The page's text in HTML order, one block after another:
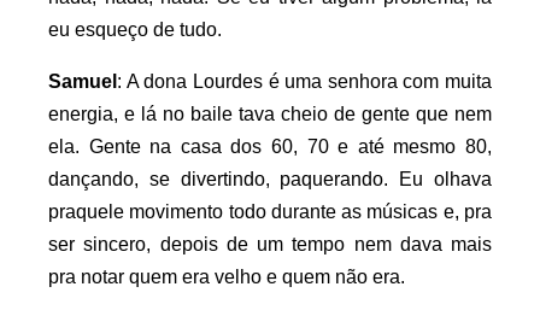
eu esqueço de tudo.
Samuel : A dona Lourdes é uma senhora com muita
energia, e lá no baile tava cheio de gente que nem
ela. Gente na casa dos 60, 70 e até mesmo 80,
dançando, se divertindo, paquerando. Eu olhava
praquele movimento todo durante as músicas e, pra
ser sincero, depois de um tempo nem dava mais
pra notar quem era velho e quem não era.